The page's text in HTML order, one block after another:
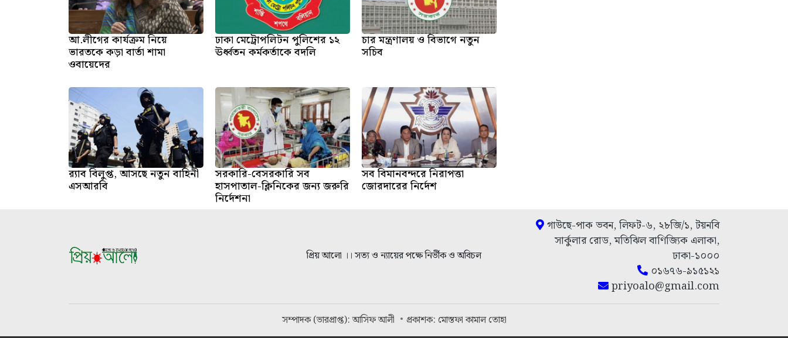
আ.লীগের কার্যক্রম নিয়ে
ভারতকে কড়া বার্তা শামা
ওবায়েদের
ঢাকা মেট্রোপলিটন পুলিশের ১২
ঊর্ধ্বতন কর্মকর্তাকে বদলি
চার মন্ত্রণালয় ও বিভাগে নতুন
সচিব
র‍্যাব বিলুপ্ত, আসছে নতুন বাহিনী
এসআরবি
সরকারি-বেসরকারি সব
হাসপাতাল-ক্লিনিকের জন্য জরুরি
নির্দেশনা
সব বিমানবন্দরে নিরাপত্তা
জোরদারের নির্দেশ
প্রিয় আলো ।। সত্য ও ন্যায়ের পক্ষে নির্ভীক ও অবিচল
গাউছে-পাক ভবন, লিফট-৬, ২৮জি/১, টয়নবি
সার্কুলার রোড, মতিঝিল বাণিজ্যিক এলাকা,
ঢাকা-১০০০
০১৬৭৬-৯১৫১২১
priyoalo@gmail.com
সম্পাদক (ভারপ্রাপ্ত): আসিফ আলী প্রকাশক: মোস্তফা কামাল তোহা